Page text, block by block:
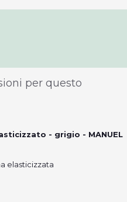
per questo
- grigio - MANUEL
elasticizzata